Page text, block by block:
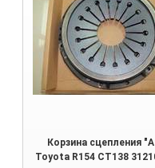
Корзина сцепления
Toyota R154 CT138